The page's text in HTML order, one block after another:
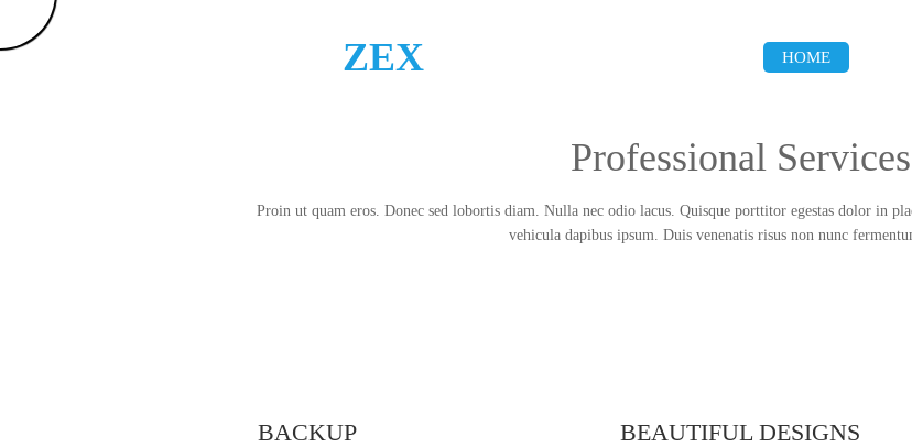
ZEX HOME
Professional Services
Proin ut quam eros. Donec sed lobortis diam. Nulla nec odio lacus. Quisque porttitor egestas dolor in
vehicula dapibus ipsum. Duis venenatis risus non nunc
BACKUP BEAUTIFUL DESIGNS